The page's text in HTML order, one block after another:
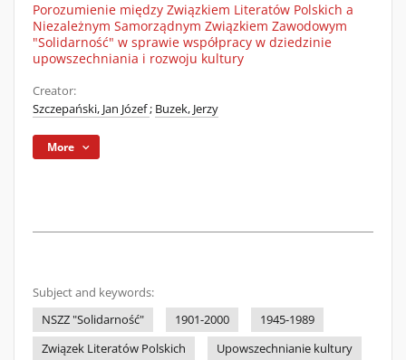
Porozumienie między Związkiem Literatów Polskich a
Niezależnym Samorządnym Związkiem Zawodowym
"Solidarność" w sprawie współpracy w dziedzinie
upowszechniania i rozwoju kultury
Creator:
Szczepański, Jan Józef; Buzek, Jerzy
More
Subject and keywords:
NSZZ "Solidarność"
1901-2000
1945-1989
Związek Literatów Polskich
Upowszechnianie kultury